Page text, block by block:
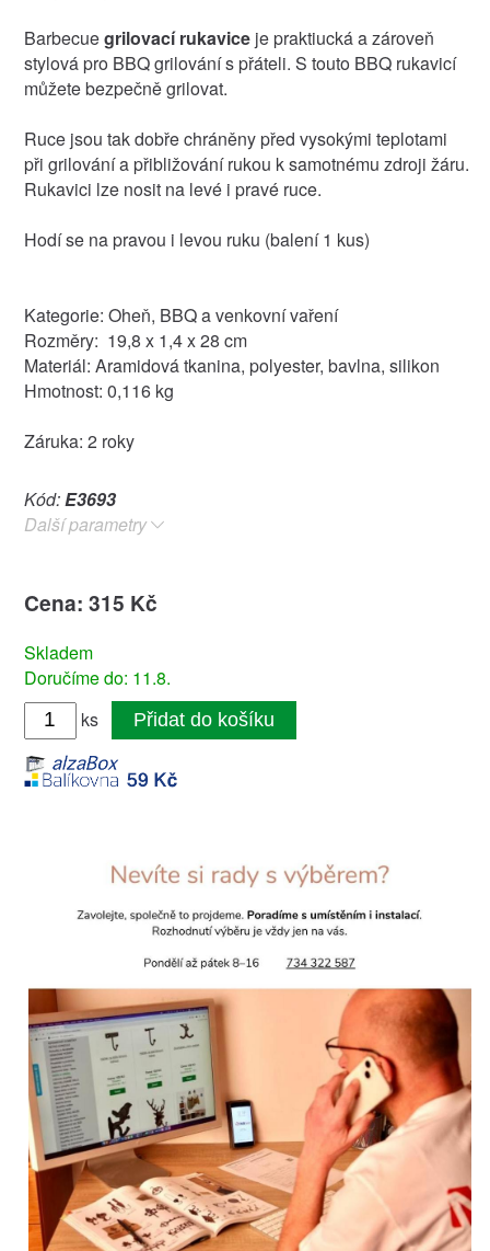
Barbecuegrilovací rukaviceje praktiucká a zároveň
stylová pro BBQ grilování s přáteli. S touto BBQ rukavicí
můžete bezpečně grilovat.
Ruce jsou tak dobře chráněny před vysokými teplotami
při grilování a přibližování rukou k samotnému zdroji žáru.
Rukavici lze nosit na levé i pravé ruce.
Hodí se na pravou i levou ruku (balení 1 kus)
Kategorie: Oheň, BBQ a venkovní vaření
Rozměry: 19,8 x 1,4 x 28 cm
Materiál: Aramidová tkanina, polyester, bavlna, silikon
Hmotnost: 0,116 kg
Záruka: 2 roky
Kód:E3693
Další parametry
Cena: 315 Kč
Skladem
Doručíme do: 11.8.
ks
Přidat do košíku